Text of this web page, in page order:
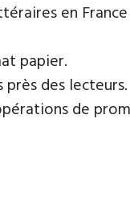
en
papier.
des lecteurs.
de